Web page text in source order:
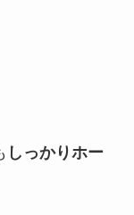
しっかりホー